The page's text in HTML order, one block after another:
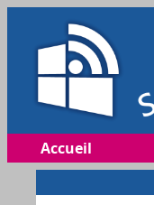
Accueil